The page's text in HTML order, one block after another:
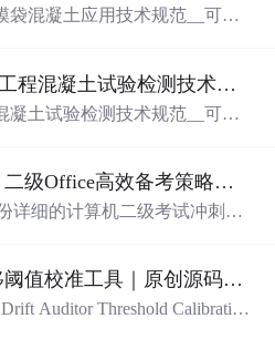
袋混凝土应用技术规范__可搜
JTS-T236-2019-水运工程混凝土试验检测技术规范-可搜索.pdf
凝土试验检测技术规范__可搜
【计算机等级考试】二级Office高效备考策略：分阶段复习计划与考场时间分配优化方案
详细的计算机二级考试冲刺备
段主攻操作大题，尤其是Excel
行全真模拟训练，回归高频考
大模型版本输出漂移阈值校准工具｜原创源码+测试+离线报告
Auditor Threshold Calibration